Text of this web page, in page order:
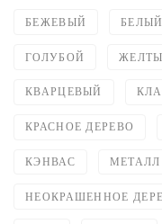
БЕЖЕВЫЙ БЕЛЫЙ
ГОЛУБОЙ
КВАРЦЕВЫЙ
КРАСНОЕ ДЕРЕВО
КЭНВАС МЕТАЛЛ
НЕОКРАШЕННОЕ